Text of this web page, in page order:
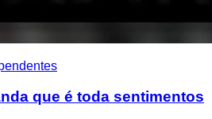
que é toda sentimentos